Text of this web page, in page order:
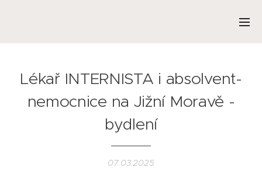
Lékař INTERNISTA i absolvent-
nemocnice na Jižní Moravě -
bydlení
07.03.2025